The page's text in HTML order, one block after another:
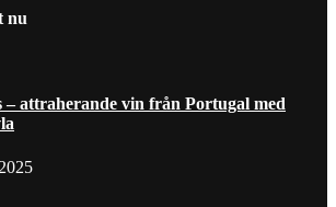
nu
– attraherande vin från Portugal med